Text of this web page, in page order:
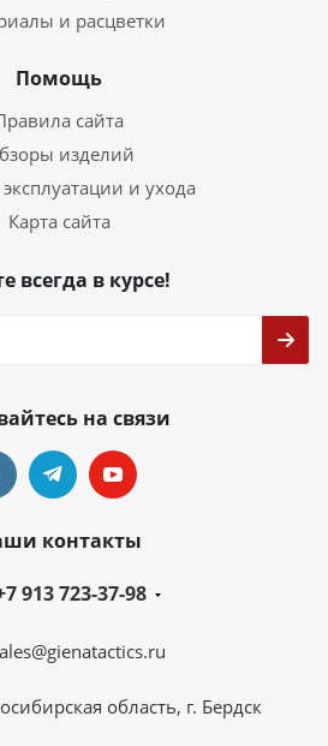
и расцветки
Помощь
сайта
изделий
и ухода
Карта сайта
всегда в курсе!
на связи
контакты
913 723-37-98
область, г. Бердск